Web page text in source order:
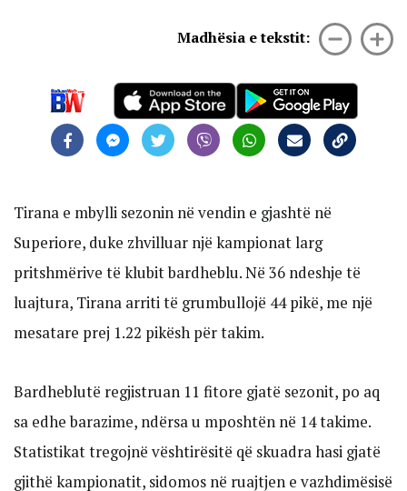
Madhësia e tekstit:
Tirana e mbylli sezonin në vendin e gjashtë në
Superiore, duke zhvilluar një kampionat larg
pritshmërive të klubit bardheblu. Në 36 ndeshje të
luajtura, Tirana arriti të grumbullojë 44 pikë, me një
mesatare prej 1.22 pikësh për takim.
Bardheblutë regjistruan 11 fitore gjatë sezonit, po aq
sa edhe barazime, ndërsa u mposhtën në 14 takime.
Statistikat tregojnë vështirësitë që skuadra hasi gjatë
gjithë kampionatit, sidomos në ruajtjen e vazhdimësisë